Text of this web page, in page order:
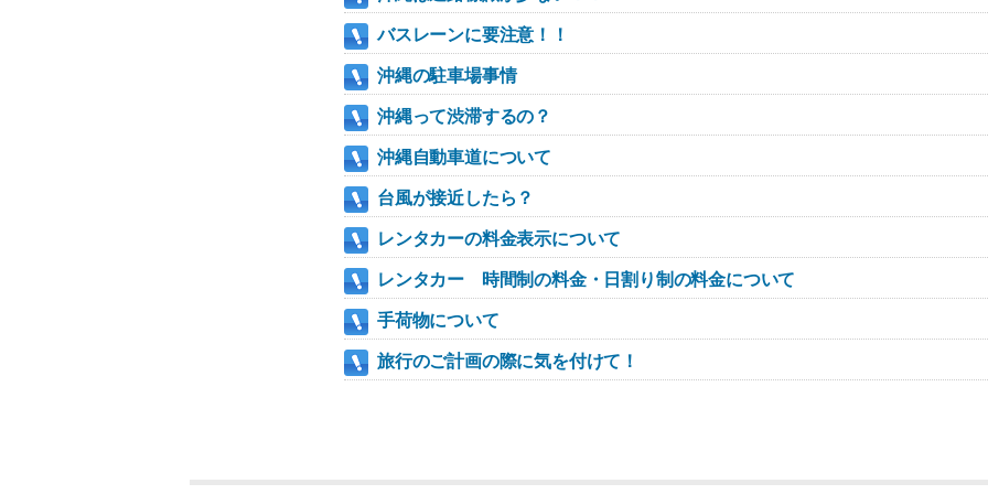
バスレーンに要注意！！
沖縄の駐車場事情
沖縄って渋滞するの？
沖縄自動車道について
台風が接近したら？
レンタカーの料金表示について
レンタカー 時間制の料金・日割り制の料金について
手荷物について
旅行のご計画の際に気を付けて！